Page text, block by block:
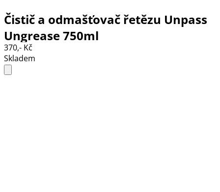
Čistič a odmašťovač řetězu Unpass
Ungrease 750ml
370,- Kč
Skladem